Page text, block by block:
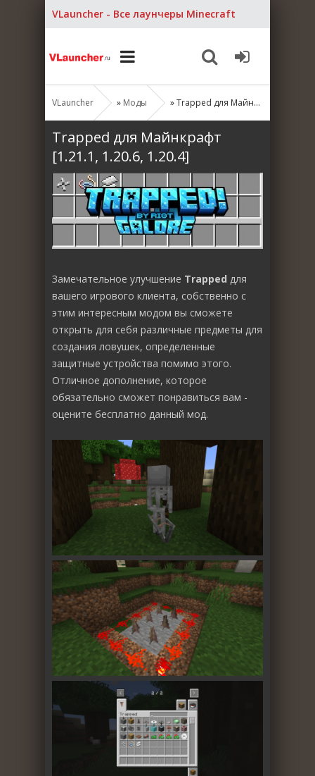
VLauncher - Все лаунчеры Minecraft
VLauncher » Моды » Trapped для Майнкрафт [1.21.1, 1.20.6, 1.20.4]
Trapped для Майнкрафт
[1.21.1, 1.20.6, 1.20.4]
Замечательное улучшение Trapped для
вашего игрового клиента, собственно с
этим интересным модом вы сможете
открыть для себя различные предметы для
создания ловушек, определенные
защитные устройства помимо этого.
Отличное дополнение, которое
обязательно сможет понравиться вам -
оцените бесплатно данный мод.